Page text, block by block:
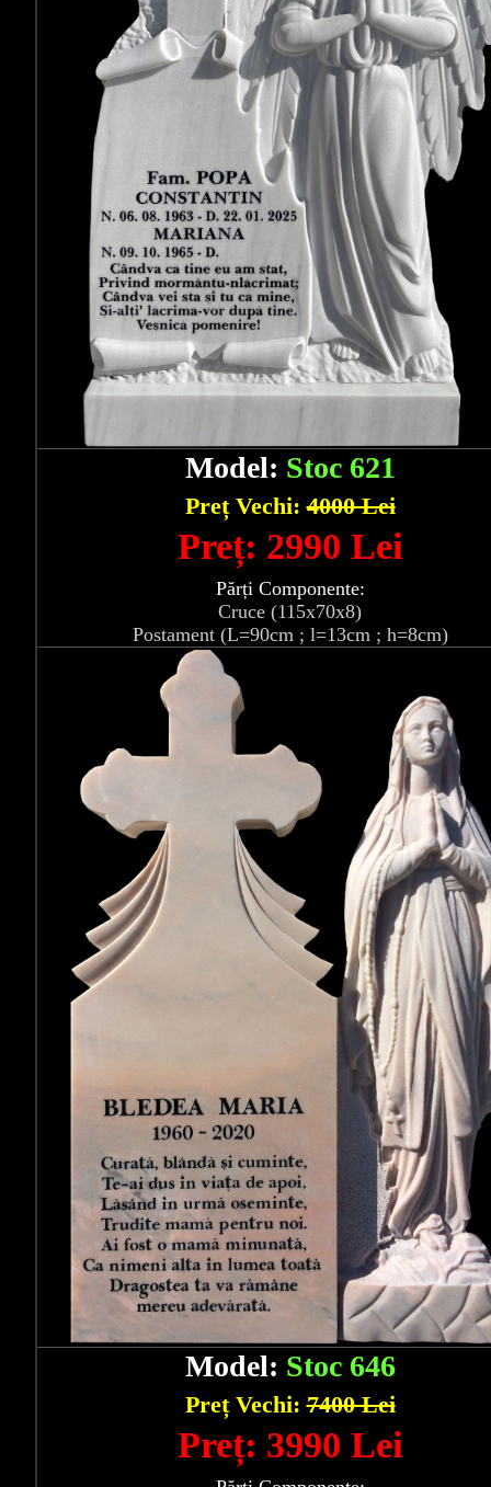
Model: Stoc 621
Preț Vechi:4000 Lei
Preț: 2990 Lei
Părți Componente:
Cruce (115x70x8)
Postament (L=90cm ; l=13cm ; h=8cm)
Model: Stoc 646
Preț Vechi:7400 Lei
Preț: 3990 Lei